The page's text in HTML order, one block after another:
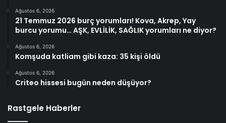
Ağustos 6, 2026
21 Temmuz 2026 burç yorumları! Kova, Akrep, Yay
burcu yorumu… AŞK, EVLİLİK, SAĞLIK yorumları ne diyor?
Ağustos 6, 2026
Komşuda katliam gibi kaza: 35 kişi öldü
Ağustos 6, 2026
Criteo hissesi bugün neden düşüyor?
Rastgele Haberler